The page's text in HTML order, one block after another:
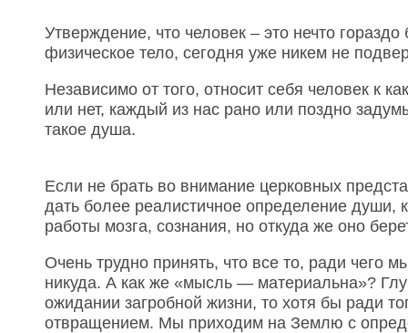
Утверждение, что человек – это нечто
физическое тело, сегодня уже никем не
Независимо от того, относит себя человек к
или нет, каждый из нас рано или поздно
такое душа.
Если не брать во внимание церковных
дать более реалистичное определение души,
работы мозга, сознания, но откуда же оно
Очень трудно принять, что все то, ради
никуда. А как же «мысль — материальна»?
ожидании загробной жизни, то хотя бы ради
отвращением. Мы приходим на Землю с